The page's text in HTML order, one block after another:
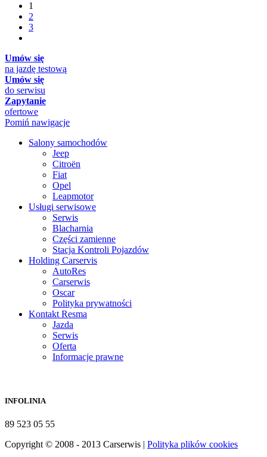
1
2
3
Umów się
na jazdę testową
Umów się
do serwisu
Zapytanie
ofertowe
Pomiń nawigacje
Salony samochodów
Jeep
Citroën
Fiat
Opel
Leapmotor
Usługi serwisowe
Serwis
Blacharnia
Części zamienne
Stacja Kontroli Pojazdów
Holding Carservis
AutoRes
Carserwis
Oscar
Polityka prywatności
Kontakt Resma
Jazda
Serwis
Oferta
Informacje prawne
INFOLINIA
89 523 05 55
Copyright © 2008 - 2013 Carserwis | Polityka plików cookies